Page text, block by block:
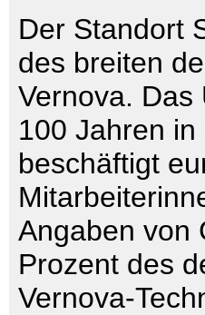
Der Standort
des breiten
Vernova. Das
100 Jahren
beschäftigt
Angaben von
Prozent des
Vernova-